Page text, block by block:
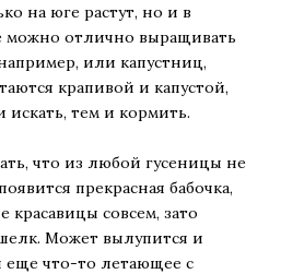
на юге растут, но и в
можно отлично выращивать
или капустниц,
крапивой и капустой,
искать, тем и кормить.
что из любой гусеницы не
прекрасная бабочка,
красавицы совсем, зато
Может вылупится и
что-то летающее с